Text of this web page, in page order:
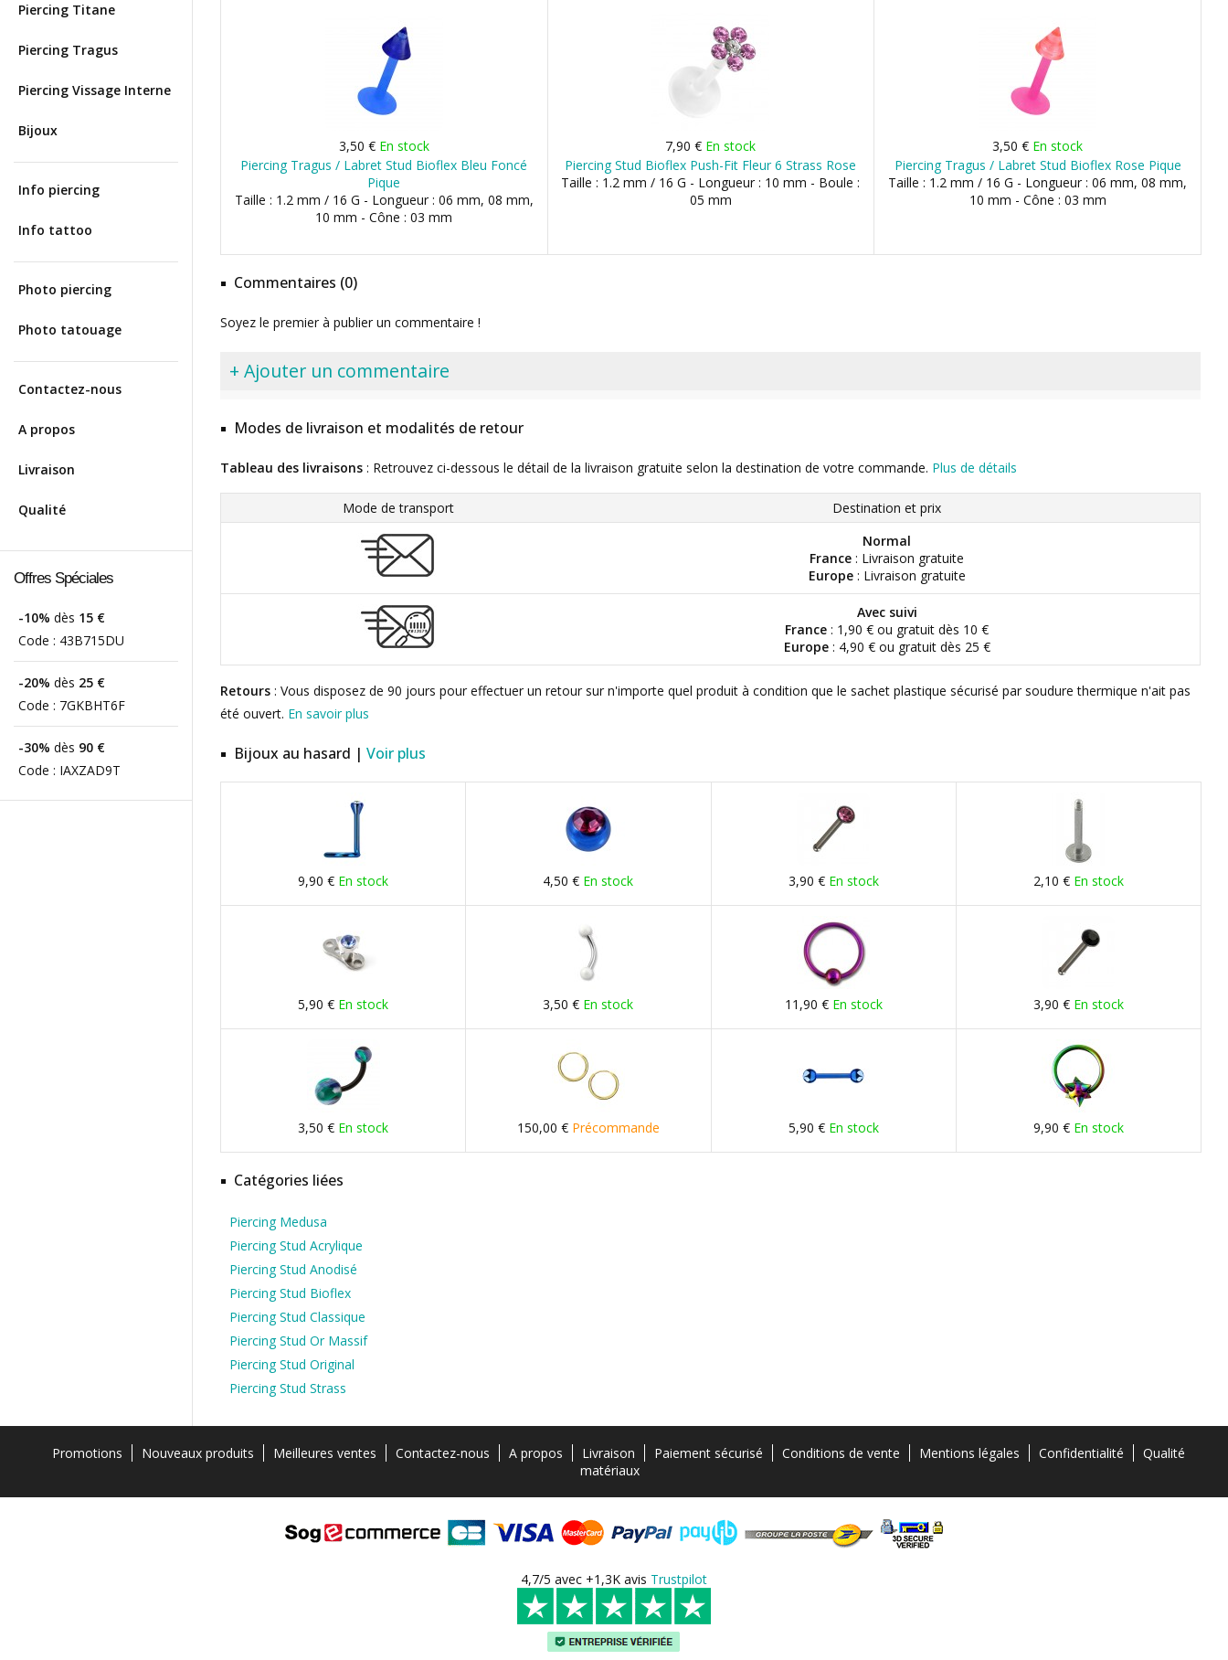
Piercing Titane
Piercing Tragus
Piercing Vissage Interne
Bijoux
Info piercing
Info tattoo
Photo piercing
Photo tatouage
Contactez-nous
A propos
Livraison
Qualité
Offres Spéciales
-10% dès 15 €
Code : 43B715DU
-20% dès 25 €
Code : 7GKBHT6F
-30% dès 90 €
Code : IAXZAD9T
3,50 € En stock
Piercing Tragus / Labret Stud Bioflex Bleu Foncé
Pique
Taille : 1.2 mm / 16 G - Longueur : 06 mm, 08 mm,
10 mm - Cône : 03 mm
7,90 € En stock
Piercing Stud Bioflex Push-Fit Fleur 6 Strass Rose
Taille : 1.2 mm / 16 G - Longueur : 10 mm - Boule :
05 mm
3,50 € En stock
Piercing Tragus / Labret Stud Bioflex Rose Pique
Taille : 1.2 mm / 16 G - Longueur : 06 mm, 08 mm,
10 mm - Cône : 03 mm
Commentaires (0)
Soyez le premier à publier un commentaire !
+ Ajouter un commentaire
Modes de livraison et modalités de retour
Tableau des livraisons : Retrouvez ci-dessous le détail de la livraison gratuite selon la destination de votre commande. Plus de détails
Mode de transport
Destination et prix
Normal
France : Livraison gratuite
Europe: Livraison gratuite
Avec suivi
France : 1,90 € ou gratuit dès 10 €
Europe: 4,90 € ou gratuit dès 25 €
Retours : Vous disposez de 90 jours pour effectuer un retour sur n'importe quel produit à condition que le sachet plastique sécurisé par soudure thermique n'ait pas
été ouvert. En savoir plus
Bijoux au hasard | Voir plus
9,90 € En stock 4,50 € En stock 3,90 € En stock 2,10 € En stock
5,90 € En stock 3,50 € En stock 11,90 € En stock 3,90 € En stock
3,50 € En stock 150,00 € Précommande 5,90 € En stock 9,90 € En stock
Catégories liées
Piercing Medusa
Piercing Stud Acrylique
Piercing Stud Anodisé
Piercing Stud Bioflex
Piercing Stud Classique
Piercing Stud Or Massif
Piercing Stud Original
Piercing Stud Strass
Promotions Nouveaux produits Meilleures ventes Contactez-nous A propos Livraison Paiement sécurisé Conditions de vente Mentions légales Confidentialité
Qualité
matériaux
4,7/5 avec +1,3K avis Trustpilot